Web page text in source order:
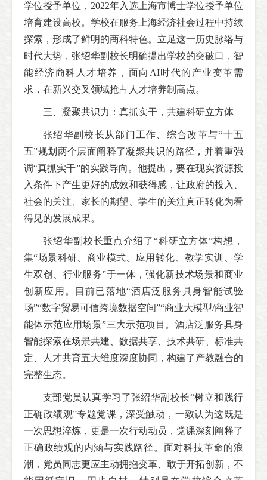
学位授予单位，2022年入选上海市博士学位授予单位
培育建设高校。学校在服务上海经济社会过程中持续
探索，形成了鲜明的商科特色。立足这一历史脉络与
时代大势，张绍华副校长明确提出学校的突破口，智
能经济商科人才培养，面向AI时代的产业变革需
求，在新兴交叉领域抢占人才培养制高点。
三、凝聚共识力：真抓实干，共建科研立方体
张绍华副校长从部门工作、综合改革与“十五
五”规划两个层面阐释了凝聚共识的路径，并着重强
调“真抓实干”的实践导向。他提出，要在现实资源投
入条件下产生更好的成效和获得感，让政府的投入、
社会的关注、家长的期望、学生的关注真正转化为看
得见的发展成果。
张绍华副校长重点介绍了“科研立方体”构想，
集“场景科研、商业模式、应用转化、教学实训、学
生双创、行业服务”于一体，强化新技术场景和商业
创新应用。目前已落地“酒店泛服务具身智能试验
场”“数字贸易可信跨境数据空间”“商业大模型/商业智
能体示范应用场景”三大示范项目。酒店泛服务具身
智能探索在场景共建、数据共享、技术共研、标准共
定、人才共育五大维度深度协同，构建了产教融合的
完整生态。
支部党员认真学习了张绍华副校长“树立和践行
正确政绩观”专题党课，深受触动，一致认为这既是
一次思想淬炼，更是一次行动动员，党课深刻阐释了
正确政绩观的内涵与实践路径。面对科技革命的浪
潮，党员同志更应主动拥抱变革、敢于开拓创新，不